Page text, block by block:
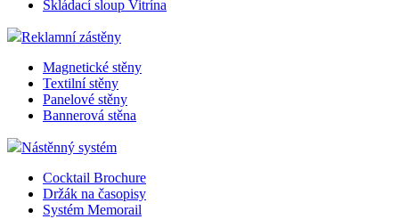
Skládací sloup Vitrína
Reklamní zástěny
Magnetické stěny
Textilní stěny
Panelové stěny
Bannerová stěna
Nástěnný systém
Cocktail Brochure
Držák na časopisy
Systém Memorail